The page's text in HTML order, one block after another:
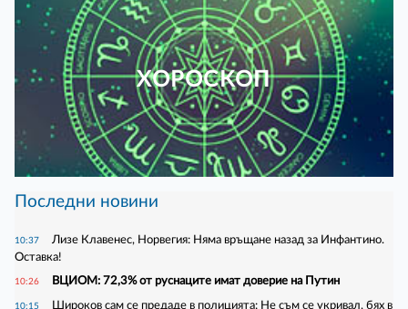
ХОРОСКОП
Последни новини
10:37
Лизе Клавенес, Норвегия: Няма връщане назад за Инфантино.
Оставка!
10:26 ВЦИОМ: 72,3% от руснаците имат доверие на Путин
10:15
Широков сам се предаде в полицията: Не съм се укривал, бях в